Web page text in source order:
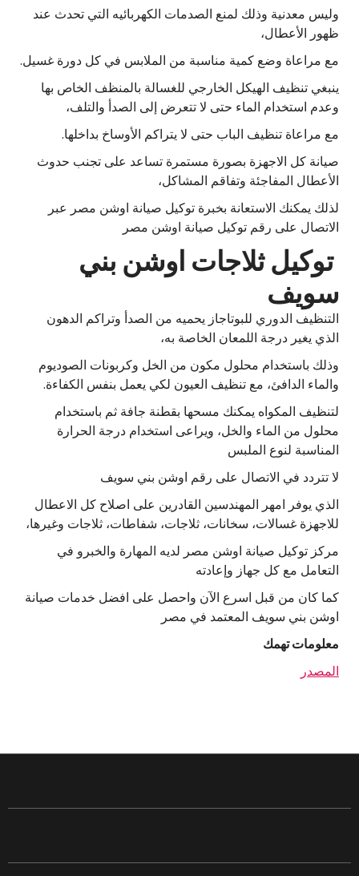
وليس معدنية وذلك لمنع الصدمات الكهربائيه التي تحدث عند
ظهور الأعطال،
مع مراعاة وضع كمية مناسبة من الملابس في كل دورة غسيل.
ينبغي تنظيف الهيكل الخارجي للغسالة بالمنظف الخاص بها
وعدم استخدام الماء حتى لا تتعرض إلى الصدأ والتلف،
مع مراعاة تنظيف الباب حتى لا يتراكم الأوساخ بداخلها.
صيانة كل الاجهزة بصورة مستمرة تساعد على تجنب حدوث
الأعطال المفاجئة وتفاقم المشاكل،
لذلك يمكنك الاستعانة بخبرة توكيل صيانة اوشن مصر عبر
الاتصال على رقم توكيل صيانة اوشن مصر
توكيل ثلاجات اوشن بني
سويف
التنظيف الدوري للبوتاجاز يحميه من الصدأ وتراكم الدهون
الذي يغير درجة اللمعان الخاصة به،
وذلك باستخدام محلول مكون من الخل وكربونات الصوديوم
والماء الدافئ، مع تنظيف العيون لكي يعمل بنفس الكفاءة.
لتنظيف المكواه يمكنك مسحها بقطنة جافة ثم باستخدام
محلول من الماء والخل، ويراعى استخدام درجة الحرارة
المناسبة لنوع الملبس
لا تتردد في الاتصال على رقم اوشن بني سويف
الذي يوفر امهر المهندسين القادرين على اصلاح كل الاعطال
للاجهزة غسالات، سخانات، ثلاجات، شفاطات، ثلاجات وغيرها،
مركز توكيل صيانة اوشن مصر لديه المهارة والخبرو في
التعامل مع كل جهاز وإعادته
كما كان من قبل اسرع الآن واحصل على افضل خدمات صيانة
اوشن بني سويف المعتمد في مصر
معلومات تهمك
المصدر